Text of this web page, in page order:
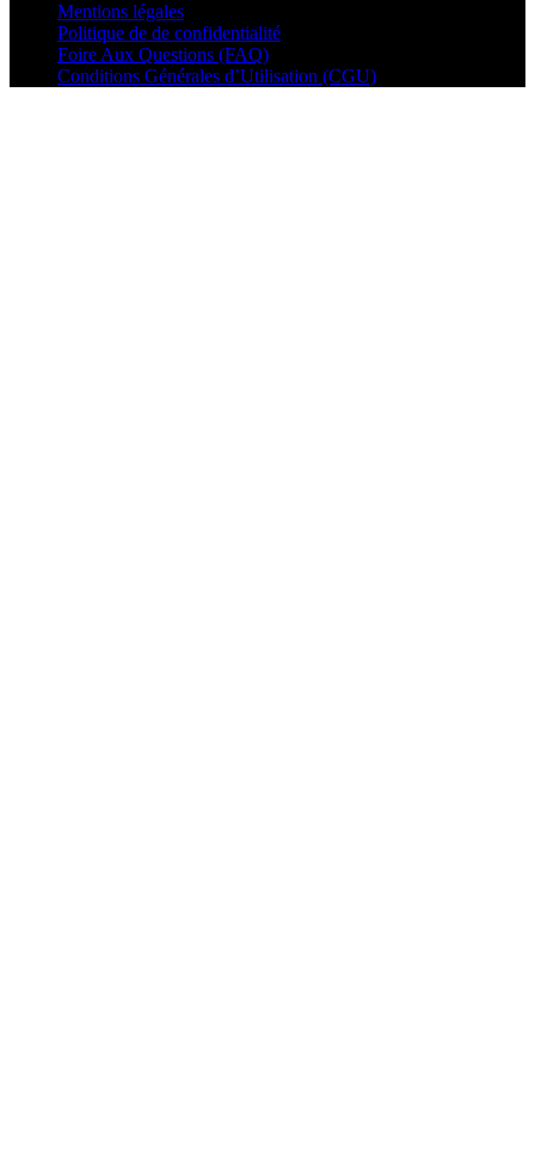
Mentions légales
Politique de de confidentialité
Foire Aux Questions (FAQ)
Conditions Générales d’Utilisation (CGU)